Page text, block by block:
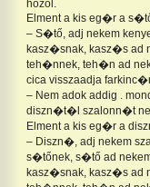
hozol.
Elment a kis eg�r a
– S�tő, adj nekem
kasz�snak, kasz�s ad
teh�nnek, teh�n ad
cica visszaadja
– Nem adok addig .
diszn�t�l szalonn�t
Elment a kis eg�r a
– Diszn�, adj nekem
s�tőnek, s�tő ad
kasz�snak, kasz�s ad